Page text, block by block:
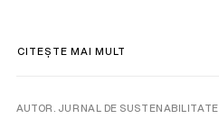
CITEȘTE MAI MULT
AUTOR. JURNAL DE SUSTENABILITATE